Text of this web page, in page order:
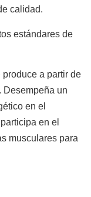
calidad.
estándares de
a partir de
Desempeña un
en el
en el
musculares para